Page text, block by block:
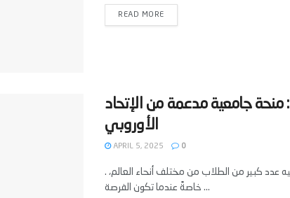
READ MORE
‫الدراسة في أوروبا 2025: منحة جامعية مدعمة من الإتحاد
APRIL 5, 2025 0
. تُعد الدراسة في أوروبا حلمًا يسعى إليه عدد كبير من الطلاب من مختلف أنحاء العالم،
خاصةً عندما تكون الفرصة ...